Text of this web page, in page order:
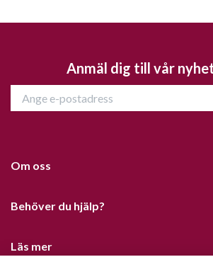
Anmäl dig till vår
Om oss
Behöver du hjälp?
Läs mer